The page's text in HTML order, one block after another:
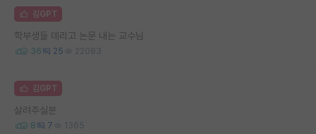
김GPT
학부생들 데리고 논문 내는 교수님
36 25 22083
김GPT
살려주실분
8 7 1365